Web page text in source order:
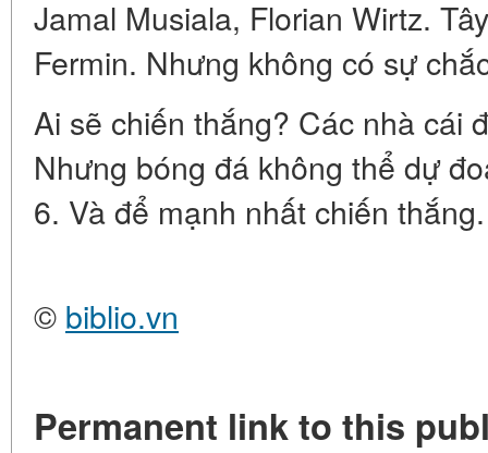
Jamal Musiala, Florian Wirtz.
Fermin. Nhưng không có sự
Ai sẽ chiến thắng? Các nhà cái
Nhưng bóng đá không thể dự
6. Và để mạnh nhất chiến thắng.
© biblio.vn
Permanent link to this